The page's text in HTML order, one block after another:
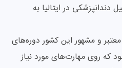
دندانپزشکی در ایتالیا به
و مشهور این کشور دوره‌های
که روی مهارت‌های مورد نیاز